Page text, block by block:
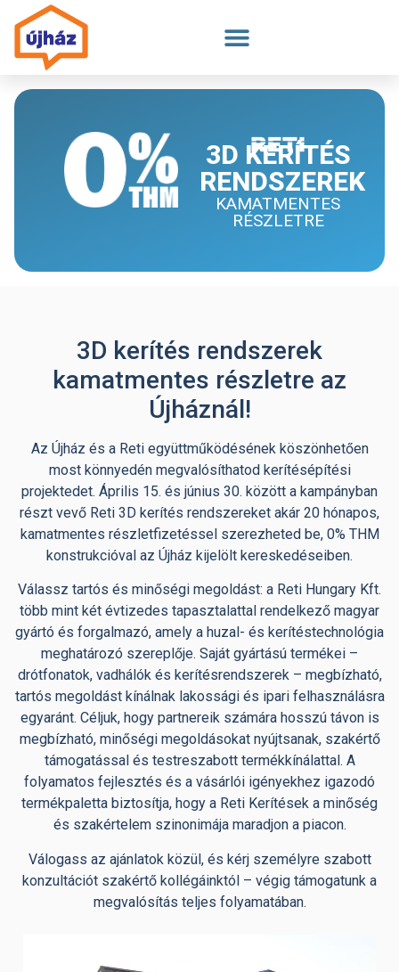
3D KERÍTÉS
RENDSZEREK
KAMATMENTES
RÉSZLETRE
3D kerítés rendszerek
kamatmentes részletre az
Újháznál!
Az Újház és a Reti együttműködésének köszönhetően
most könnyedén megvalósíthatod kerítésépítési
projektedet. Április 15. és június 30. között a kampányban
részt vevő Reti 3D kerítés rendszereket akár 20 hónapos,
kamatmentes részletfizetéssel szerezheted be, 0% THM
konstrukcióval az Újház kijelölt kereskedéseiben.
Válassz tartós és minőségi megoldást: a Reti Hungary Kft.
több mint két évtizedes tapasztalattal rendelkező magyar
gyártó és forgalmazó, amely a huzal- és kerítéstechnológia
meghatározó szereplője. Saját gyártású termékei –
drótfonatok, vadhálók és kerítésrendszerek – megbízható,
tartós megoldást kínálnak lakossági és ipari felhasználásra
egyaránt. Céljuk, hogy partnereik számára hosszú távon is
megbízható, minőségi megoldásokat nyújtsanak, szakértő
támogatással és testreszabott termékkínálattal. A
folyamatos fejlesztés és a vásárlói igényekhez igazodó
termékpaletta biztosítja, hogy a Reti Kerítések a minőség
és szakértelem szinonimája maradjon a piacon.
Válogass az ajánlatok közül, és kérj személyre szabott
konzultációt szakértő kollégáinktól – végig támogatunk a
megvalósítás teljes folyamatában.